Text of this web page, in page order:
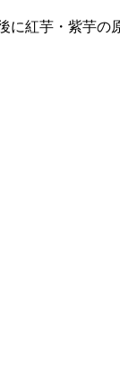
に紅芋・紫芋の